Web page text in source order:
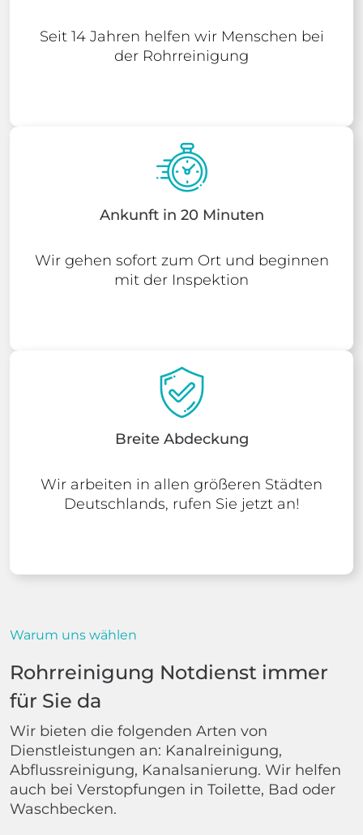
Seit 14 Jahren helfen wir Menschen bei
der Rohrreinigung
Ankunft in 20 Minuten
Wir gehen sofort zum Ort und beginnen
mit der Inspektion
Breite Abdeckung
Wir arbeiten in allen größeren Städten
Deutschlands, rufen Sie jetzt an!
Warum uns wählen
Rohrreinigung Notdienst immer
für Sie da
Wir bieten die folgenden Arten von
Dienstleistungen an: Kanalreinigung,
Abflussreinigung, Kanalsanierung. Wir helfen
auch bei Verstopfungen in Toilette, Bad oder
Waschbecken.